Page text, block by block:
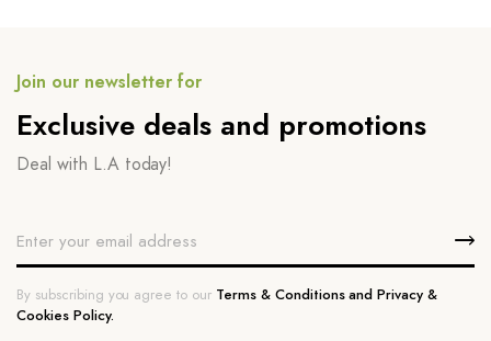
Join our newsletter for
Exclusive deals and promotions
Deal with L.A today!
By subscribing you agree to our Terms & Conditions and Privacy &
Cookies Policy.